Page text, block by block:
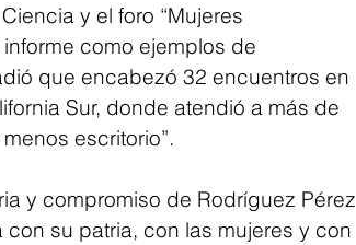
y el foro “Mujeres
como ejemplos de
que encabezó 32 encuentros en
Sur, donde atendió a más de
escritorio”.
y compromiso de Rodríguez Pérez
su patria, con las mujeres y con